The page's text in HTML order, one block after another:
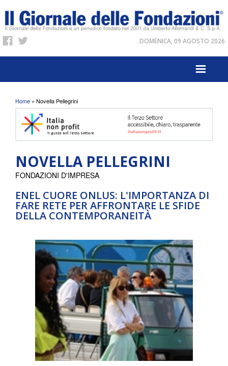
DOMENICA, 09 AGOSTO 2026
Tu sei qui
Home » Novella Pellegrini
NOVELLA PELLEGRINI
ENEL CUORE ONLUS: L'IMPORTANZA DI
FARE RETE PER AFFRONTARE LE SFIDE
DELLA CONTEMPORANEITÀ
FONDAZIONI D'IMPRESA